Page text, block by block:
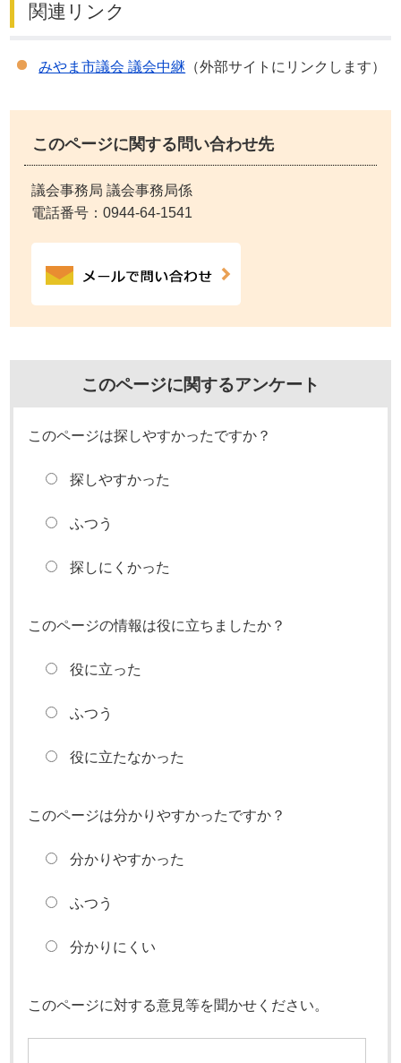
関連リンク
みやま市議会 議会中継 （外部サイトにリンクします）
このページに関する問い合わせ先
議会事務局 議会事務局係
電話番号：0944-64-1541
このページに関するアンケート
このページは探しやすかったですか？
探しやすかった
ふつう
探しにくかった
このページの情報は役に立ちましたか？
役に立った
ふつう
役に立たなかった
このページは分かりやすかったですか？
分かりやすかった
ふつう
分かりにくい
このページに対する意見等を聞かせください。